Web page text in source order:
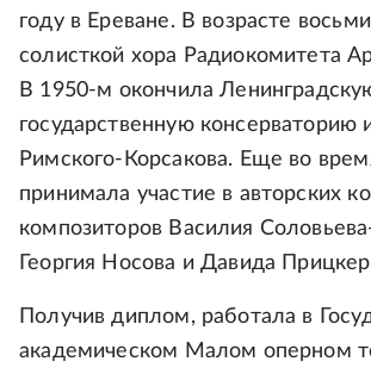
году в Ереване. В возрасте
солисткой хора Радиокомитета
В 1950-м окончила
государственную консерваторию
Римского-Корсакова. Еще во
принимала участие в авторских
композиторов Василия
Георгия Носова и Давида
Получив диплом, работала в
академическом Малом оперном